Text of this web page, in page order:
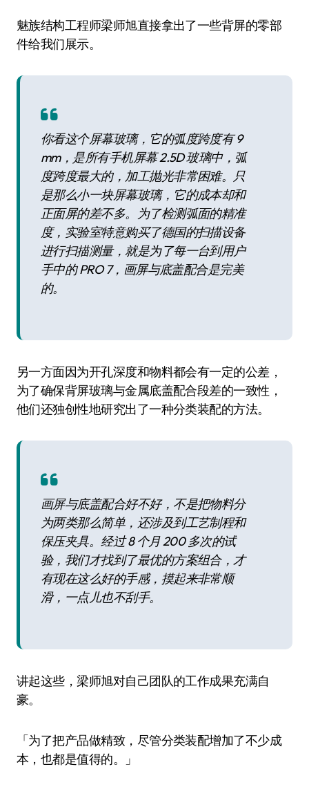
魅族结构工程师梁师旭直接拿出了一些背屏的零部
件给我们展示。
你看这个屏幕玻璃，它的弧度跨度有 9
mm，是所有手机屏幕 2.5D 玻璃中，弧
度跨度最大的，加工抛光非常困难。只
是那么小一块屏幕玻璃，它的成本却和
正面屏的差不多。为了检测弧面的精准
度，实验室特意购买了德国的扫描设备
进行扫描测量，就是为了每一台到用户
手中的 PRO 7，画屏与底盖配合是完美
的。
另一方面因为开孔深度和物料都会有一定的公差，
为了确保背屏玻璃与金属底盖配合段差的一致性，
他们还独创性地研究出了一种分类装配的方法。
画屏与底盖配合好不好，不是把物料分
为两类那么简单，还涉及到工艺制程和
保压夹具。经过 8 个月 200 多次的试
验，我们才找到了最优的方案组合，才
有现在这么好的手感，摸起来非常顺
滑，一点儿也不刮手。
讲起这些，梁师旭对自己团队的工作成果充满自
豪。
「为了把产品做精致，尽管分类装配增加了不少成
本，也都是值得的。」